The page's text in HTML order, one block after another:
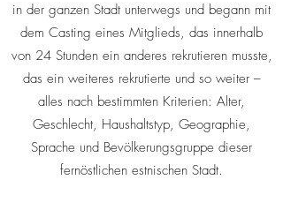
in der ganzen Stadt unterwegs und begann mit
dem Casting eines Mitglieds, das innerhalb
von 24 Stunden ein anderes rekrutieren musste,
das ein weiteres rekrutierte und so weiter –
alles nach bestimmten Kriterien: Alter,
Geschlecht, Haushaltstyp, Geographie,
Sprache und Bevölkerungsgruppe dieser
fernöstlichen estnischen Stadt.